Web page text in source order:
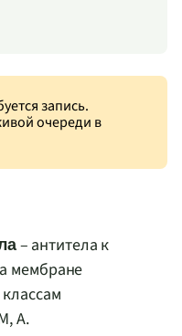
запись.
очереди в
– антитела к
мембране
A.